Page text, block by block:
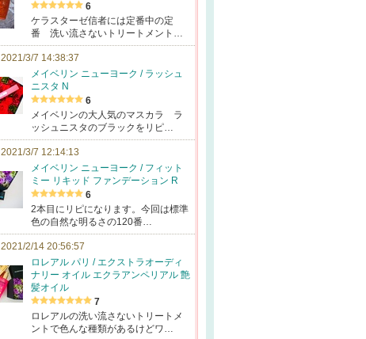
6
ケラスターゼ信者には定番中の定
番 洗い流さないトリートメント…
2021/3/7 14:38:37
メイベリン ニューヨーク / ラッシュ
ニスタ N
6
メイベリンの大人気のマスカラ ラ
ッシュニスタのブラックをリピ…
2021/3/7 12:14:13
メイベリン ニューヨーク / フィット
ミー リキッド ファンデーション R
6
2本目にリピになります。今回は標準
色の自然な明るさの120番…
2021/2/14 20:56:57
ロレアル パリ / エクストラオーディ
ナリー オイル エクラアンペリアル 艶
髪オイル
7
ロレアルの洗い流さないトリートメ
ントで色んな種類があるけどワ…